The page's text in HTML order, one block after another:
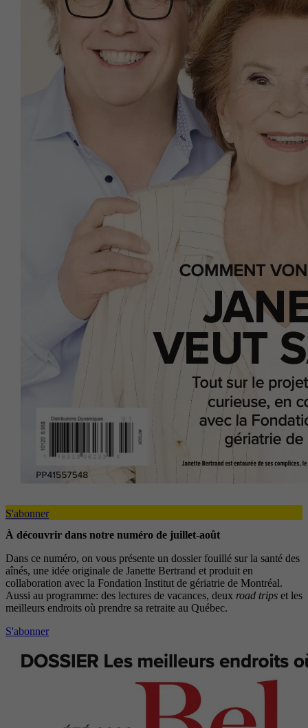
S'abonner
À découvrir dans notre numéro de juillet-août
Dans ce numéro, on vous présente un dossier fouillé sur la santé des
aînés, une idée originale de Janette Bertrand et produit en
collaboration avec la Fondation Institut de gériatrie de Montréal.
Aussi au programme: des lectures de vacances, deux road trips et les
meilleurs endroits où prendre sa retraite au Québec.
S'abonner